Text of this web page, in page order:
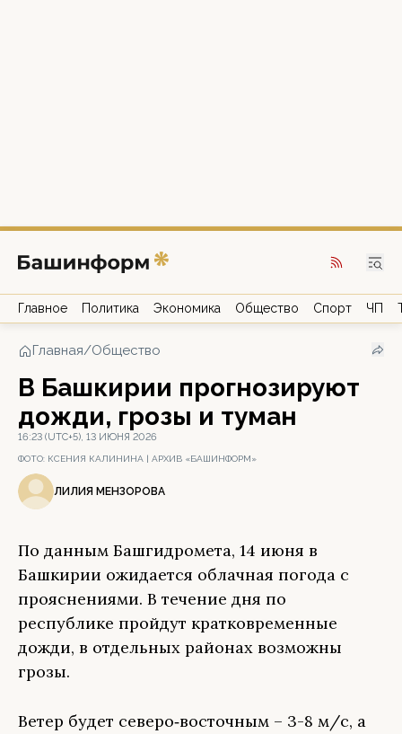
Главное Политика Экономика Общество Спорт ЧП
Главная/Общество
В Башкирии прогнозируют
дожди, грозы и туман
16:23 (UTC+5), 13 ИЮНЯ 2026
ФОТО: КСЕНИЯ КАЛИНИНА | АРХИВ «БАШИНФОРМ»
ЛИЛИЯ МЕНЗОРОВА
По данным Башгидромета, 14 июня в
Башкирии ожидается облачная погода с
прояснениями. В течение дня по
республике пройдут кратковременные
дожди, в отдельных районах возможны
грозы.
Ветер будет северо‑восточным – 3-8 м/с, а